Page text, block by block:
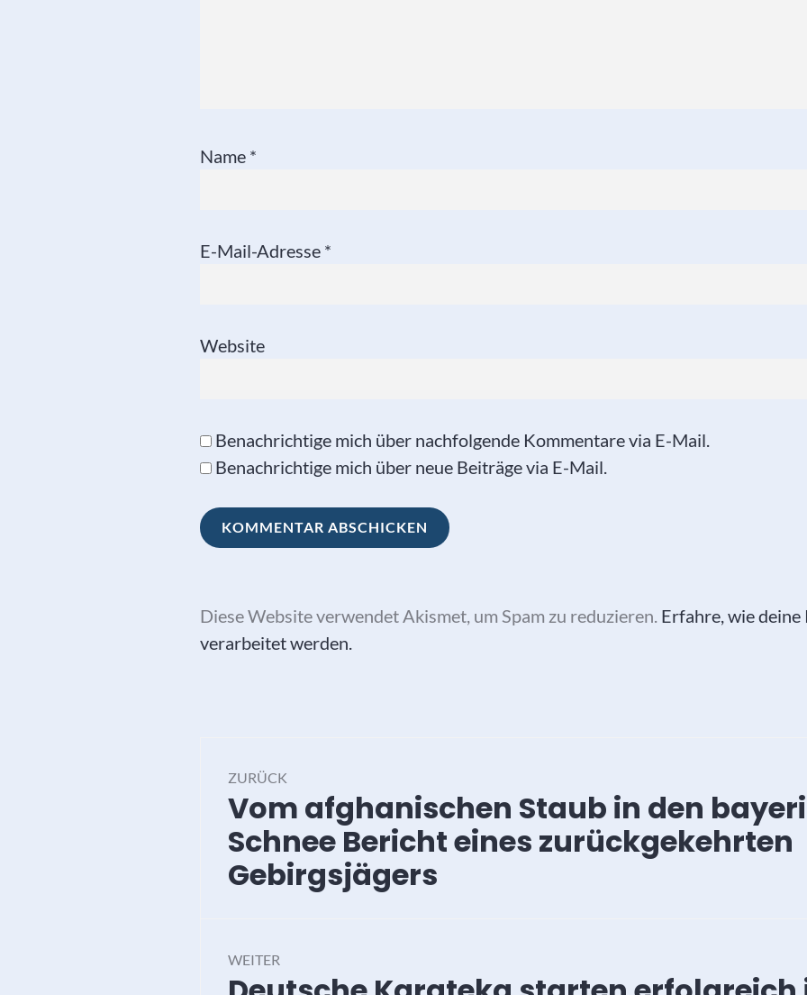
Name *
E-Mail-Adresse *
Website
Benachrichtige mich über nachfolgende Kommentare via E-Mail.
Benachrichtige mich über neue Beiträge via E-Mail.
Diese Website verwendet Akismet, um Spam zu reduzieren. Erfahre, wie
verarbeitet werden.
ZURÜCK
Vorheriger
Beitrag:
Vom afghanischen Staub in den
Schnee Bericht eines zurückgekehrten
Gebirgsjägers
WEITER
Nächster